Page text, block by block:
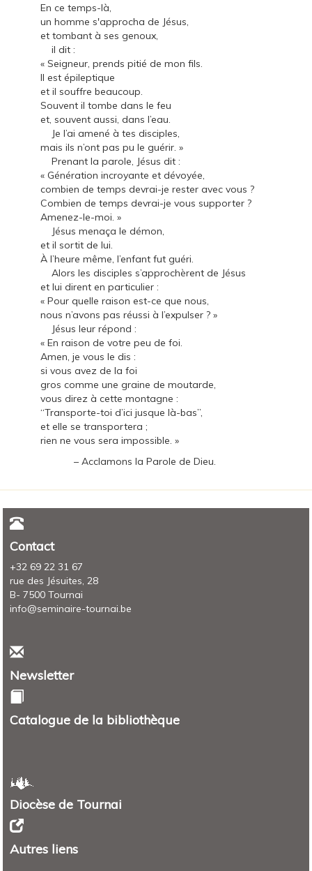
En ce temps-là,
un homme s'approcha de Jésus,
et tombant à ses genoux,
il dit :
« Seigneur, prends pitié de mon fils.
Il est épileptique
et il souffre beaucoup.
Souvent il tombe dans le feu
et, souvent aussi, dans l’eau.
Je l’ai amené à tes disciples,
mais ils n’ont pas pu le guérir. »
Prenant la parole, Jésus dit :
« Génération incroyante et dévoyée,
combien de temps devrai-je rester avec vous ?
Combien de temps devrai-je vous supporter ?
Amenez-le-moi. »
Jésus menaça le démon,
et il sortit de lui.
À l’heure même, l’enfant fut guéri.
Alors les disciples s’approchèrent de Jésus
et lui dirent en particulier :
« Pour quelle raison est-ce que nous,
nous n’avons pas réussi à l’expulser ? »
Jésus leur répond :
« En raison de votre peu de foi.
Amen, je vous le dis :
si vous avez de la foi
gros comme une graine de moutarde,
vous direz à cette montagne :
“Transporte-toi d’ici jusque là-bas”,
et elle se transportera ;
rien ne vous sera impossible. »
– Acclamons la Parole de Dieu.
Contact
+32 69 22 31 67
rue des Jésuites, 28
B- 7500 Tournai
info@seminaire-tournai.be
Newsletter
Catalogue de la bibliothèque
Diocèse de Tournai
Autres liens